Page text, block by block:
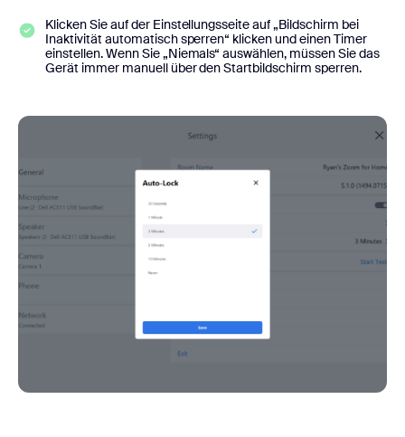
Klicken Sie auf der Einstellungsseite auf „Bildschirm bei
Inaktivität automatisch sperren“ klicken und einen Timer
einstellen. Wenn Sie „Niemals“ auswählen, müssen Sie das
Gerät immer manuell über den Startbildschirm sperren.